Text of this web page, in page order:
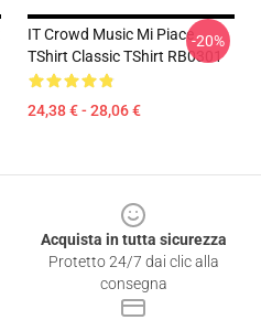
IT Crowd Music Mi Piace
TShirt Classic TShirt RB0301
24,38 € - 28,06 €
-20%
Acquista in tutta sicurezza
Protetto 24/7 dai clic alla
consegna